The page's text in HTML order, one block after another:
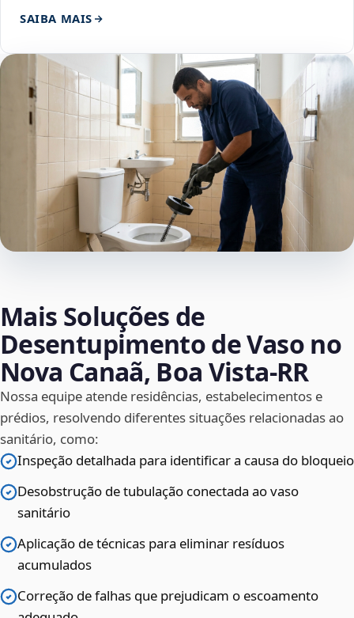
SAIBA MAIS
Mais Soluções de
Desentupimento de Vaso no
Nova Canaã, Boa Vista‑RR
Nossa equipe atende residências, estabelecimentos e
prédios, resolvendo diferentes situações relacionadas ao
sanitário, como:
Inspeção detalhada para identificar a causa do bloqueio
Desobstrução de tubulação conectada ao vaso
sanitário
Aplicação de técnicas para eliminar resíduos
acumulados
Correção de falhas que prejudicam o escoamento